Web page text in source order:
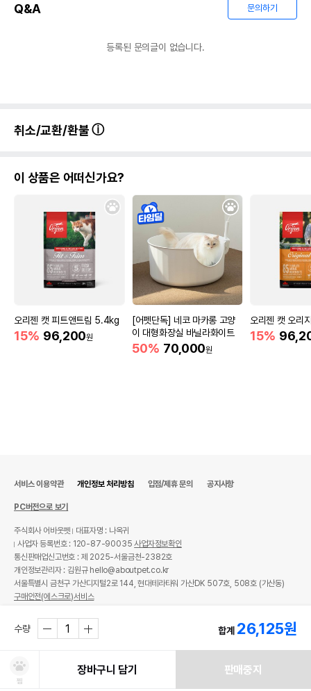
Q&A 문의하기
등록된 문의글이 없습니다.
취소/교환/환불
이 상품은 어떠신가요?
오리젠 캣 피트앤트림 5.4kg
15% 96,200원
[어펫단독] 네코 마카롱 고양
이 대형화장실 바닐라화이트
50% 70,000원
오리젠 캣 오리
15%
수량 합계 26,125원
찜
장바구니 담기 판매중지
서비스 이용약관 개인정보 처리방침 입점/제휴 문의 공지사항
PC버전으로 보기
주식회사 어바웃펫
대표자명 : 나옥귀
사업자 등록번호 : 120-87-90035사업자정보확인
통신판매업신고번호 : 제 2025-서울금천-2382호
개인정보관리자 : 김원규 hello@aboutpet.co.kr
서울특별시 금천구 가산디지털2로 144, 현대테라타워 가산DK 507호, 508호 (가산동)
구매안전(에스크로)서비스